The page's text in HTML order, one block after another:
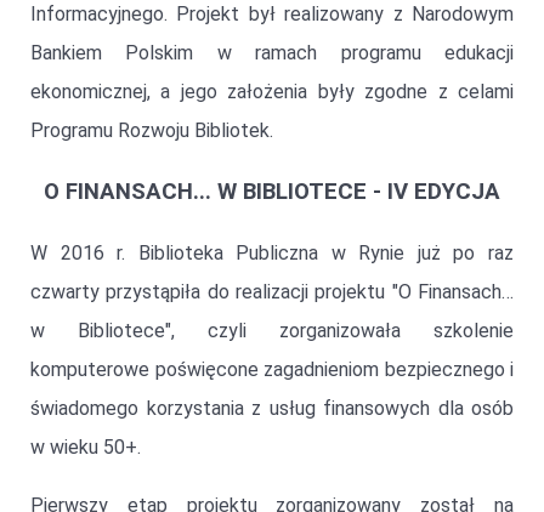
Informacyjnego. Projekt był realizowany z Narodowym
Bankiem Polskim w ramach programu edukacji
ekonomicznej, a jego założenia były zgodne z celami
Programu Rozwoju Bibliotek.
O FINANSACH... W BIBLIOTECE - IV EDYCJA
W 2016 r. Biblioteka Publiczna w Rynie już po raz
czwarty przystąpiła do realizacji projektu "O Finansach…
w Bibliotece", czyli zorganizowała szkolenie
komputerowe poświęcone zagadnieniom bezpiecznego i
świadomego korzystania z usług finansowych dla osób
w wieku 50+.
Pierwszy etap projektu zorganizowany został na